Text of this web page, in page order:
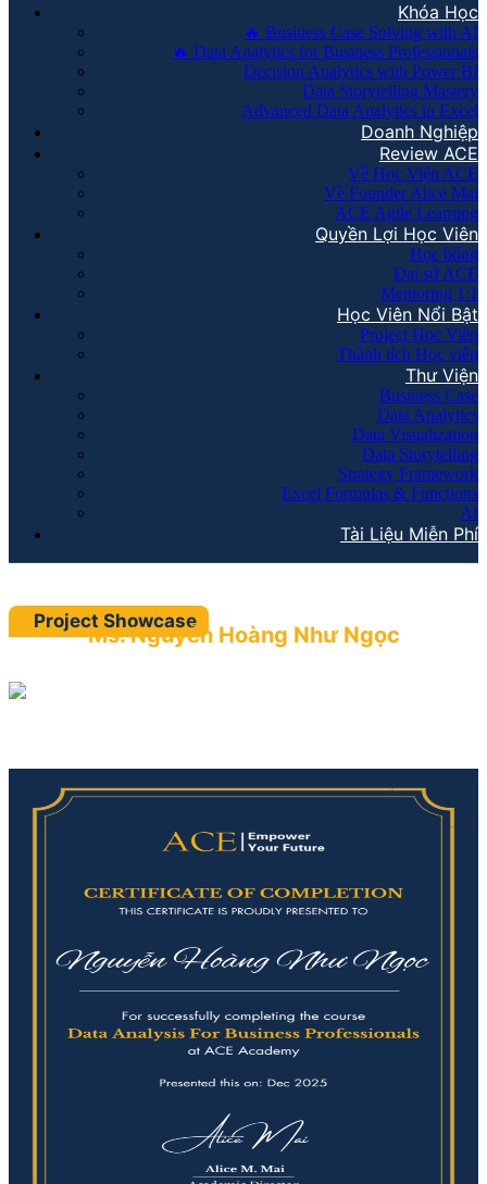
Khóa Học
🔥 Business Case Solving with AI
🔥 Data Analytics for Business Professionals
Decision Analytics with Power BI
Data Storytelling Mastery
Advanced Data Analytics in Excel
Doanh Nghiệp
Review ACE
Về Học Viện ACE
Về Founder Alice Mai
ACE Agile Learning
Quyền Lợi Học Viên
Học bổng
Đại sứ ACE
Mentoring 1:1
Học Viên Nổi Bật
Project Học Viên
Thành tích Học viên
Thư Viện
Business Case
Data Analytics
Data Visualization
Data Storytelling
Strategy Framework
Excel Formulas & Functions
AI
Tài Liệu Miễn Phí
Project Showcase
Ms. Nguyễn Hoàng Như Ngọc